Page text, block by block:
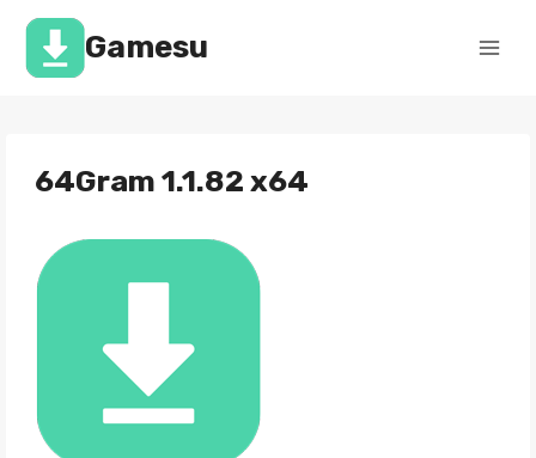
Перейти
содержимомуGamesu
64Gram 1.1.82 x64